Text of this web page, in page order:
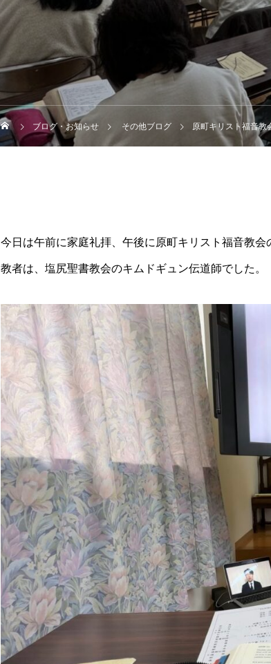
ブログ・お知らせ その他ブログ 原町キリスト福音
今日は午前に家庭礼拝、午後に原町キリスト福音教
教者は、塩尻聖書教会のキムドギュン伝道師でした。